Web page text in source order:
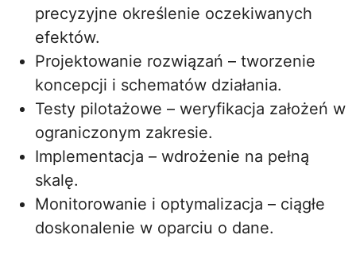
precyzyjne określenie oczekiwanych
efektów.
Projektowanie rozwiązań – tworzenie
koncepcji i schematów działania.
Testy pilotażowe – weryfikacja założeń w
ograniczonym zakresie.
Implementacja – wdrożenie na pełną
skalę.
Monitorowanie i optymalizacja – ciągłe
doskonalenie w oparciu o dane.